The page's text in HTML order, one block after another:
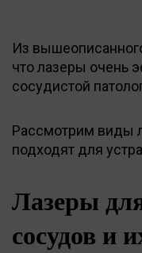
Из
что лазеры очень
сосудистой
Рассмотрим виды
подходят для
Лазеры
сосудов и